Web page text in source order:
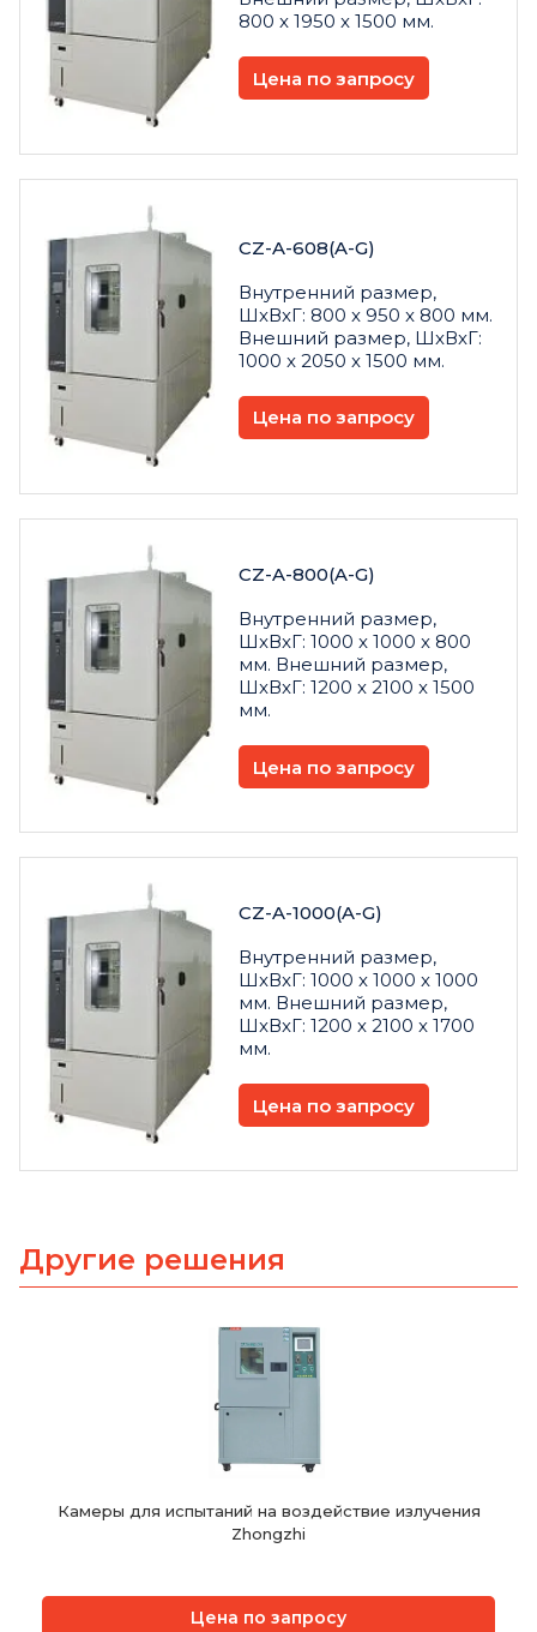
800 x 1950 x 1500 мм.
Цена по запросу
CZ-A-608(A-G)
Внутренний размер,
ШxВxГ: 800 x 950 x 800 мм.
Внешний размер, ШxВxГ:
1000 x 2050 x 1500 мм.
Цена по запросу
CZ-A-800(A-G)
Внутренний размер,
ШxВxГ: 1000 x 1000 x 800
мм. Внешний размер,
ШxВxГ: 1200 x 2100 x 1500
мм.
Цена по запросу
CZ-A-1000(A-G)
Внутренний размер,
ШxВxГ: 1000 x 1000 x 1000
мм. Внешний размер,
ШxВxГ: 1200 x 2100 x 1700
мм.
Цена по запросу
Другие решения
Камеры для испытаний на воздействие излучения
Zhongzhi
Цена по запросу